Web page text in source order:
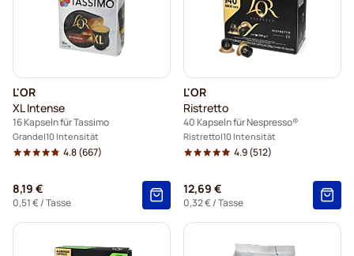
L'OR
XL Intense
16 Kapseln für Tassimo
Grande 10 Intensität
4.8(667)
8,19 €
0,51 €/ Tasse
L'OR
Ristretto
40 Kapseln für Nespresso®
Ristretto 10 Intensität
4.9(512)
12,69 €
0,32 €/ Tasse